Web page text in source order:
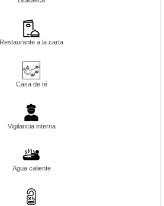
Restaurante a la carta
Casa de té
Vigilancia interna
Agua caliente